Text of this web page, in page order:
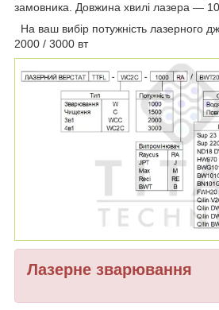
замовника. Довжина хвилі лазера —
На ваш вибір потужність лазерного
2000 / 3000 вт
Лазерне зварювання